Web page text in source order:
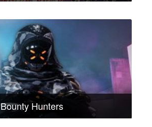
Bounty Hunters